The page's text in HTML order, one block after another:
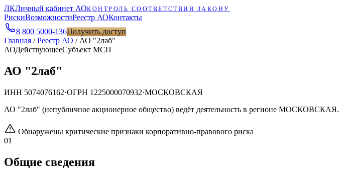
ЛКЛичный кабинет АОКОНТРОЛЬ СООТВЕТСТВИЯ ЗАКОНУ
РискиВозможностиРеестр АОКонтакты
8 800 5000-136Получить доступ
Главная /Реестр АО / АО "2лаб"
АОДействующееСубъект МСП
АО "2лаб"
ИНН 5074076162·ОГРН 1225000070932·МОСКОВСКАЯ
АО "2лаб" (непубличное акционерное общество) ведёт деятельность в регионе МОСКОВСКАЯ.
Обнаружены критические признаки корпоративно-правового риска
01
Общие сведения